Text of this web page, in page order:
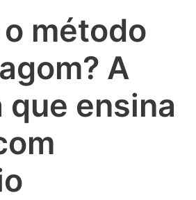
método
A
ensina